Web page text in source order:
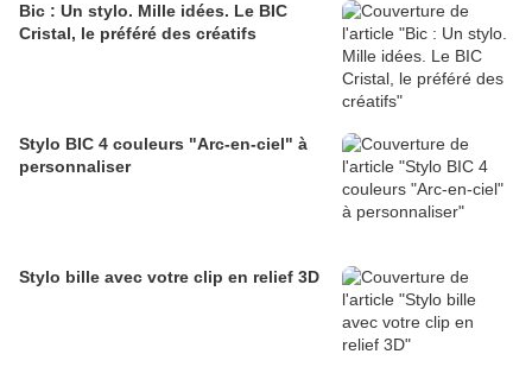
Bic : Un stylo. Mille idées. Le BIC
Cristal, le préféré des créatifs
Stylo BIC 4 couleurs "Arc-en-ciel" à
personnaliser
Stylo bille avec votre clip en relief 3D